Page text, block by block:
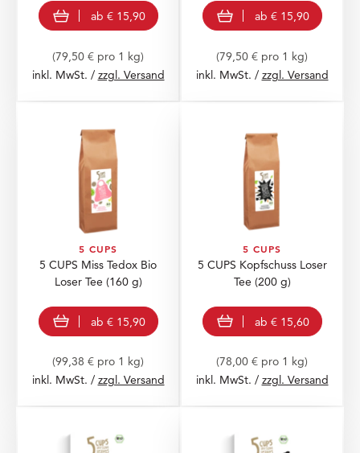
view product
ab € 15,90
(79,50 € pro 1 kg)
inkl. MwSt. / zzgl. Versand
view product
ab € 15,90
(79,50 € pro 1 kg)
inkl. MwSt. / zzgl. Versand
5 CUPS
5 CUPS Miss Tedox Bio
Loser Tee (160 g)
view product
ab € 15,90
(99,38 € pro 1 kg)
inkl. MwSt. / zzgl. Versand
5 CUPS
5 CUPS Kopfschuss Loser
Tee (200 g)
view product
ab € 15,60
(78,00 € pro 1 kg)
inkl. MwSt. / zzgl. Versand